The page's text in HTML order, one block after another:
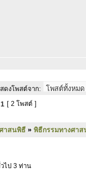
ดงโพสต์จาก:
1 [ 2 โพสต์ ]
าสนพิธี » พิธีกรรมทางศา
ไป 3 ท่าน